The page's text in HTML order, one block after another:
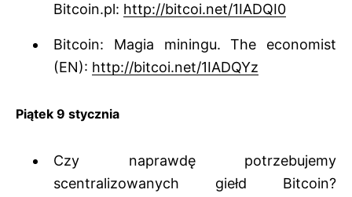
Bitcoin.pl: http://bitcoi.net/1IADQI0
Bitcoin: Magia miningu. The economist
(EN): http://bitcoi.net/1IADQYz
Piątek 9 stycznia
Czy naprawdę potrzebujemy
scentralizowanych giełd Bitcoin?